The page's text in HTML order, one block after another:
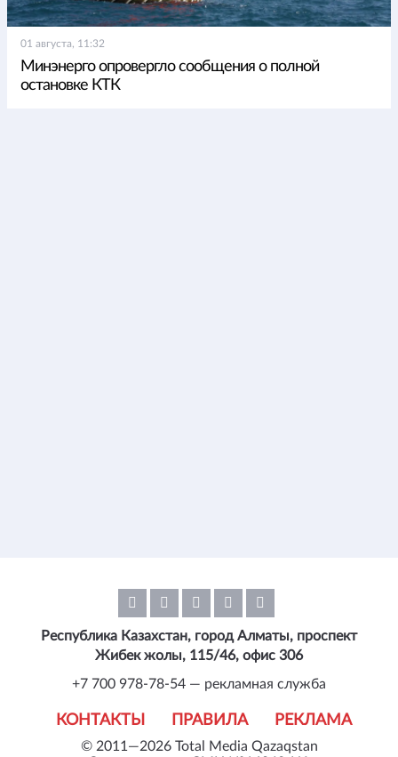
01 августа, 11:32
Минэнерго опровергло сообщения о полной
остановке КТК
© 2011—2026 Total Media Qazaqstan
КОНТАКТЫ ПРАВИЛА РЕКЛАМА
Республика Казахстан, город Алматы, проспект
Жибек жолы, 115/46, офис 306
+7 700 978-78-54 — рекламная служба